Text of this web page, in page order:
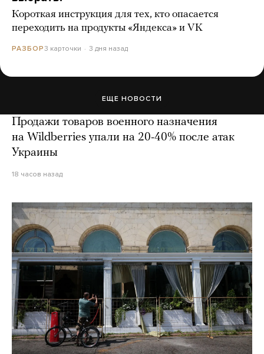
Короткая инструкция для тех, кто опасается
переходить на продукты «Яндекса» и VK
РАЗБОР3 карточки 3 дня назад
ЕЩЕ НОВОСТИ
Продажи товаров военного назначения
на Wildberries упали на 20-40% после атак
Украины
18 часов назад